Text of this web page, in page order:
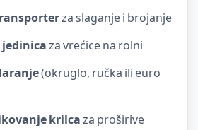
za slaganje i brojanje
za vrećice na rolni
(okruglo, ručka ili euro
krilcaza proširive